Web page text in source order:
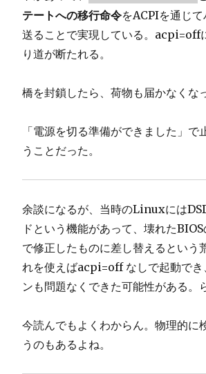
テートへの移行命令をACPIを通じ
送ることで実現している。acpi=off
り道が断たれる。
橋を封鎖したら、荷物も届かなくな
「電源を切る準備ができました」で
うことだった。
余談になるが、当時のLinuxには
ドという機能があって、壊れた
で修正したものに差し替えるという
れを使えばacpi=off なしで起動でき
ンも問題なくできた可能性がある。
今読んでもよくわからん。物理的に
うのもあるよね。